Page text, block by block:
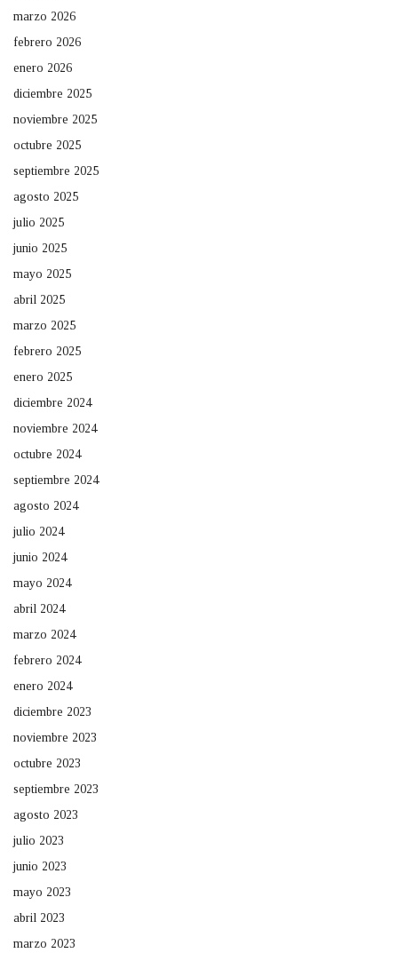
marzo 2026
febrero 2026
enero 2026
diciembre 2025
noviembre 2025
octubre 2025
septiembre 2025
agosto 2025
julio 2025
junio 2025
mayo 2025
abril 2025
marzo 2025
febrero 2025
enero 2025
diciembre 2024
noviembre 2024
octubre 2024
septiembre 2024
agosto 2024
julio 2024
junio 2024
mayo 2024
abril 2024
marzo 2024
febrero 2024
enero 2024
diciembre 2023
noviembre 2023
octubre 2023
septiembre 2023
agosto 2023
julio 2023
junio 2023
mayo 2023
abril 2023
marzo 2023